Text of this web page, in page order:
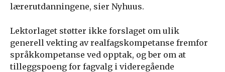
lærerutdanningene, sier Nyhuus.
Lektorlaget støtter ikke forslaget om ulik
generell vekting av realfagskompetanse fremfor
språkkompetanse ved opptak, og ber om at
tilleggspoeng for fagvalg i videregående